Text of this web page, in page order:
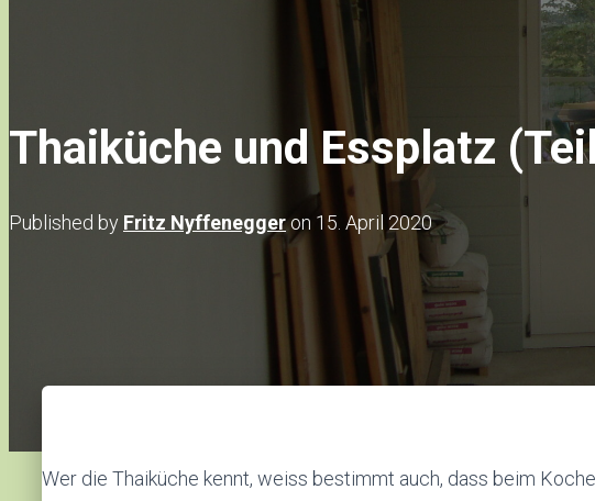
Thaiküche und Essplatz
Published by Fritz Nyffeneggeron 15. April 2020
Wer die Thaiküche kennt, weiss bestimmt auch, dass beim